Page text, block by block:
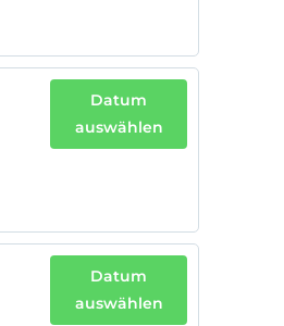
Datum
auswählen
Datum
auswählen